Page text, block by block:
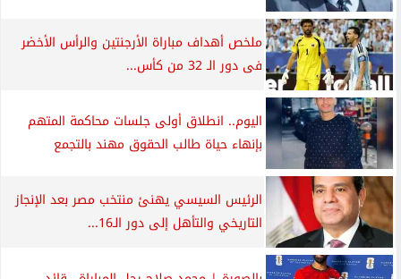
ملخص أهداف مباراة الأرجنتين والرأس الأخضر
فى دور الـ 32 من كأس...
اليوم.. انطلاق أولى جلسات محاكمة المتهم
بإنهاء حياة طالب الحقوق مهند بالتجمع
الرئيس السيسي يهنئ منتخب مصر بعد الإنجاز
التاريخي والتأهل إلى دور الـ16...